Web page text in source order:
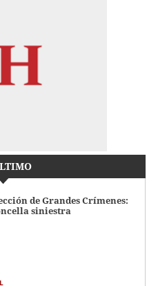
de Grandes Crímenes:
siniestra